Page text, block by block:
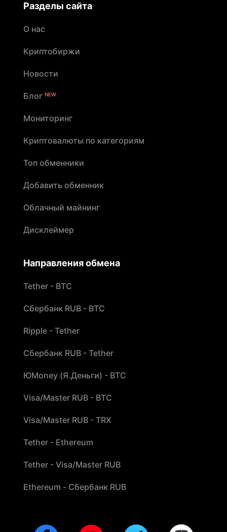
Разделы сайта
О нас
Криптобиржи
Новости
Блог NEW
Мониторинг
Криптовалюты по категориям
Топ обменники
Добавить обменник
Облачный майнинг
Дисклеймер
Направления обмена
Tether - BTC
Сбербанк RUB - BTC
Ripple - Tether
Сбербанк RUB - Tether
ЮMoney (Я.Деньги) - BTC
Visa/Master RUB - BTC
Visa/Master RUB - TRX
Tether - Ethereum
Tether - Visa/Master RUB
Ethereum - Сбербанк RUB